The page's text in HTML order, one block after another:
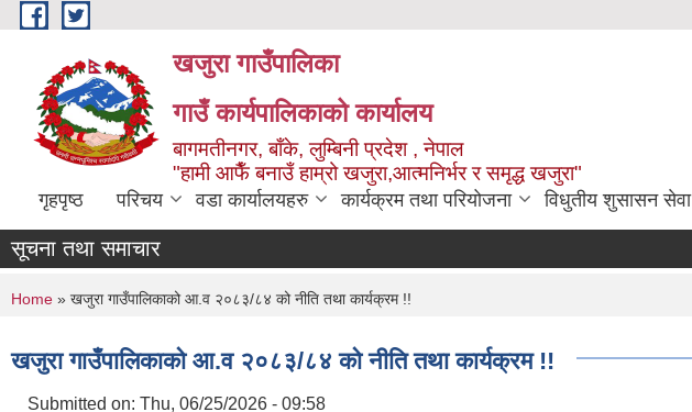
Skip to main content
खजुरा गाउँपालिका
गाउँ कार्यपालिकाको कार्यालय
बागमतीनगर, बाँके, लुम्बिनी प्रदेश , नेपाल
"हामी आफैँ बनाउँ हाम्रो खजुरा,आत्मनिर्भर र समृद्ध खजुरा"
गृहपृष्ठ परिचय वडा कार्यालयहरु कार्यक्रम तथा परियोजना विधुतीय शुसासन सेवा
सूचना तथा समाचार
You are here
Home » खजुरा गाउँपालिकाको आ.व २०८३/८४ को नीति तथा कार्यक्रम !!
खजुरा गाउँपालिकाको आ.व २०८३/८४ को नीति तथा कार्यक्रम !!
Submitted on: Thu, 06/25/2026 - 09:58